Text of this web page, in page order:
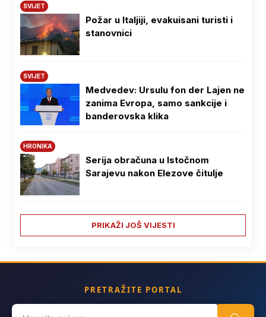
SVIJET
Požar u Italjiji, evakuisani turisti i
stanovnici
SVIJET
Medvedev: Ursulu fon der Lajen ne
zanima Evropa, samo sankcije i
banderovska klika
HRONIKA
Serija obračuna u Istočnom
Sarajevu nakon Elezove čitulje
PRIKAŽI JOŠ VIJESTI
PRETRAŽITE PORTAL
Search